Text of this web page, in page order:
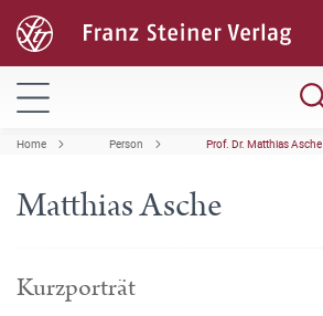
Home Person Prof. Dr. Matthias Asche
Matthias Asche
Kurzporträt